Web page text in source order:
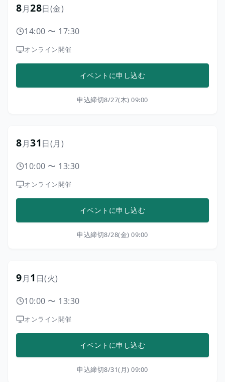
8月28日(金)
14:00 〜 17:30
オンライン開催
イベントに申し込む
申込締切8/27(木) 09:00
8月31日(月)
10:00 〜 13:30
オンライン開催
イベントに申し込む
申込締切8/28(金) 09:00
9月1 日(火)
10:00 〜 13:30
オンライン開催
イベントに申し込む
申込締切8/31(月) 09:00